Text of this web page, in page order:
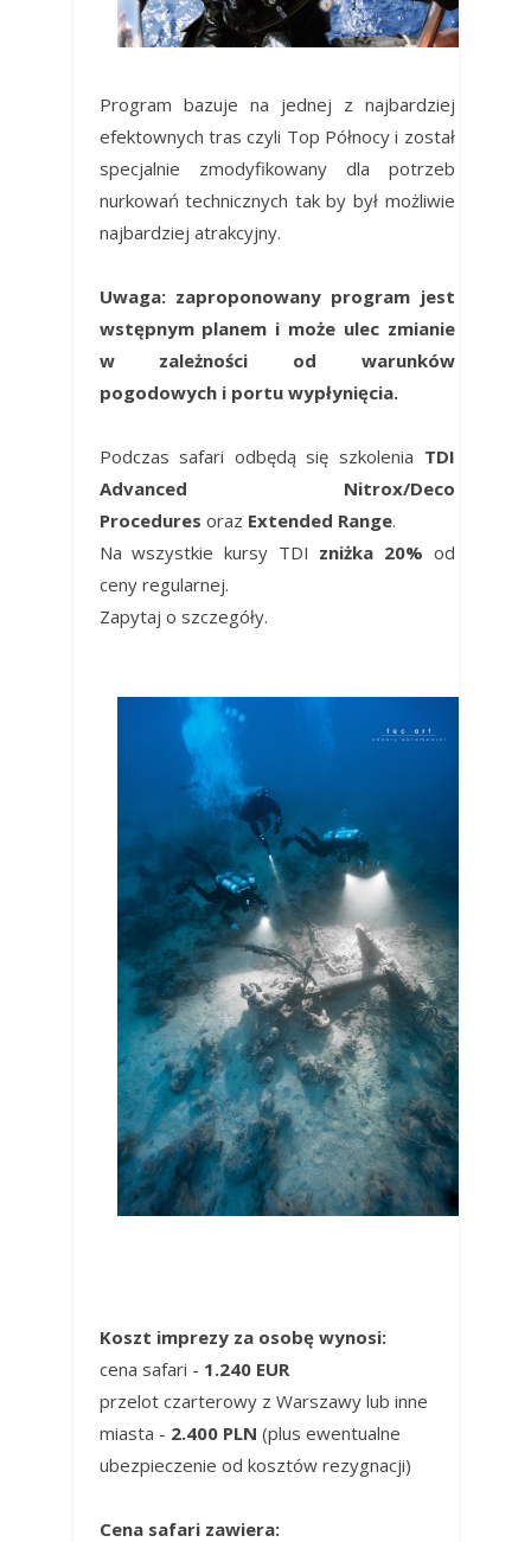
Program bazuje na jednej z najbardziej
efektownych tras czyli Top Północy i został
specjalnie zmodyfikowany dla potrzeb
nurkowań technicznych tak by był możliwie
najbardziej atrakcyjny.
Uwaga: zaproponowany program jest
wstępnym planem i może ulec zmianie
w zależności od warunków
pogodowych i portu wypłynięcia.
Podczas safari odbędą się szkolenia TDI
Advanced Nitrox/Deco
Procedures oraz Extended Range.
Na wszystkie kursy TDI zniżka 20% od
ceny regularnej.
Zapytaj o szczegóły.
Koszt imprezy za osobę wynosi:
cena safari - 1.240 EUR
przelot czarterowy z Warszawy lub inne
miasta - 2.400 PLN (plus ewentualne
ubezpieczenie od kosztów rezygnacji)
Cena safari zawiera: